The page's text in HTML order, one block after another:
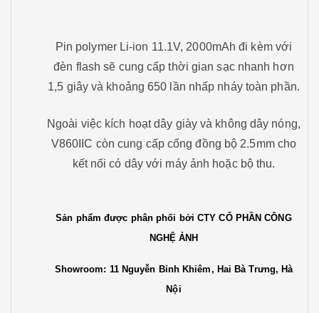
Pin polymer Li-ion 11.1V, 2000mAh đi kèm với
đèn flash sẽ cung cấp thời gian sạc nhanh hơn
1,5 giây và khoảng 650 lần nhấp nháy toàn phần.
Ngoài việc kích hoạt dây giày và không dây nóng,
V860IIC còn cung cấp cổng đồng bộ 2.5mm cho
kết nối có dây với máy ảnh hoặc bộ thu.
Sản phẩm được phân phối bởi CTY CỔ PHẦN CÔNG
NGHỆ ẢNH
Showroom: 11 Nguyễn Bỉnh Khiêm, Hai Bà Trưng, Hà
Nội